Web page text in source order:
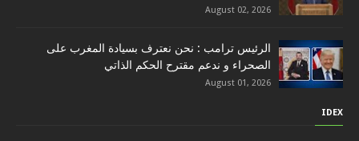
August 02, 2026
الرئيس ترامب : نحن نعترف بسيادة المغرب على
الصحراء و ندعم مقترح الحكم الذاتي
August 01, 2026
IDEX